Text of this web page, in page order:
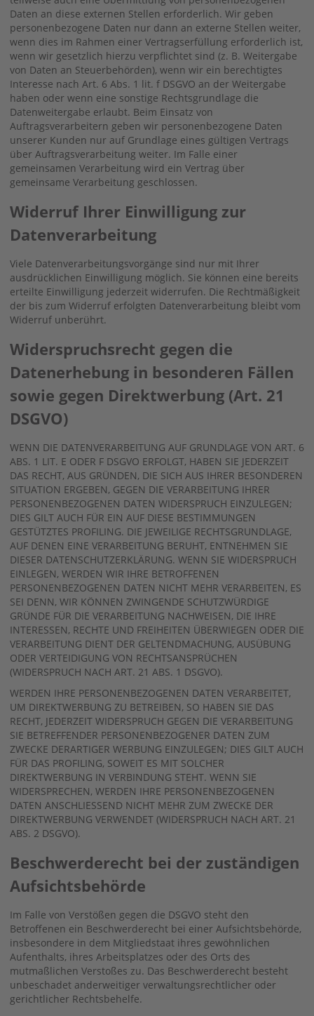
Daten an diese externen Stellen erforderlich. Wir geben
personenbezogene Daten nur dann an externe Stellen weiter,
wenn dies im Rahmen einer Vertragserfüllung erforderlich ist,
wenn wir gesetzlich hierzu verpflichtet sind (z. B. Weitergabe
von Daten an Steuerbehörden), wenn wir ein berechtigtes
Interesse nach Art. 6 Abs. 1 lit. f DSGVO an der Weitergabe
haben oder wenn eine sonstige Rechtsgrundlage die
Datenweitergabe erlaubt. Beim Einsatz von
Auftragsverarbeitern geben wir personenbezogene Daten
unserer Kunden nur auf Grundlage eines gültigen Vertrags
über Auftragsverarbeitung weiter. Im Falle einer
gemeinsamen Verarbeitung wird ein Vertrag über
gemeinsame Verarbeitung geschlossen.
Widerruf Ihrer Einwilligung zur
Datenverarbeitung
Viele Datenverarbeitungsvorgänge sind nur mit Ihrer
ausdrücklichen Einwilligung möglich. Sie können eine bereits
erteilte Einwilligung jederzeit widerrufen. Die Rechtmäßigkeit
der bis zum Widerruf erfolgten Datenverarbeitung bleibt vom
Widerruf unberührt.
Widerspruchsrecht gegen die
Datenerhebung in besonderen Fällen
sowie gegen Direktwerbung (Art. 21
DSGVO)
WENN DIE DATENVERARBEITUNG AUF GRUNDLAGE VON ART. 6
ABS. 1 LIT. E ODER F DSGVO ERFOLGT, HABEN SIE JEDERZEIT
DAS RECHT, AUS GRÜNDEN, DIE SICH AUS IHRER BESONDEREN
SITUATION ERGEBEN, GEGEN DIE VERARBEITUNG IHRER
PERSONENBEZOGENEN DATEN WIDERSPRUCH EINZULEGEN;
DIES GILT AUCH FÜR EIN AUF DIESE BESTIMMUNGEN
GESTÜTZTES PROFILING. DIE JEWEILIGE RECHTSGRUNDLAGE,
AUF DENEN EINE VERARBEITUNG BERUHT, ENTNEHMEN SIE
DIESER DATENSCHUTZERKLÄRUNG. WENN SIE WIDERSPRUCH
EINLEGEN, WERDEN WIR IHRE BETROFFENEN
PERSONENBEZOGENEN DATEN NICHT MEHR VERARBEITEN, ES
SEI DENN, WIR KÖNNEN ZWINGENDE SCHUTZWÜRDIGE
GRÜNDE FÜR DIE VERARBEITUNG NACHWEISEN, DIE IHRE
INTERESSEN, RECHTE UND FREIHEITEN ÜBERWIEGEN ODER DIE
VERARBEITUNG DIENT DER GELTENDMACHUNG, AUSÜBUNG
ODER VERTEIDIGUNG VON RECHTSANSPRÜCHEN
(WIDERSPRUCH NACH ART. 21 ABS. 1 DSGVO).
WERDEN IHRE PERSONENBEZOGENEN DATEN VERARBEITET,
UM DIREKTWERBUNG ZU BETREIBEN, SO HABEN SIE DAS
RECHT, JEDERZEIT WIDERSPRUCH GEGEN DIE VERARBEITUNG
SIE BETREFFENDER PERSONENBEZOGENER DATEN ZUM
ZWECKE DERARTIGER WERBUNG EINZULEGEN; DIES GILT AUCH
FÜR DAS PROFILING, SOWEIT ES MIT SOLCHER
DIREKTWERBUNG IN VERBINDUNG STEHT. WENN SIE
WIDERSPRECHEN, WERDEN IHRE PERSONENBEZOGENEN
DATEN ANSCHLIESSEND NICHT MEHR ZUM ZWECKE DER
DIREKTWERBUNG VERWENDET (WIDERSPRUCH NACH ART. 21
ABS. 2 DSGVO).
Beschwerde­recht bei der zuständigen
Aufsichts­behörde
Im Falle von Verstößen gegen die DSGVO steht den
Betroffenen ein Beschwerderecht bei einer Aufsichtsbehörde,
insbesondere in dem Mitgliedstaat ihres gewöhnlichen
Aufenthalts, ihres Arbeitsplatzes oder des Orts des
mutmaßlichen Verstoßes zu. Das Beschwerderecht besteht
unbeschadet anderweitiger verwaltungsrechtlicher oder
gerichtlicher Rechtsbehelfe.